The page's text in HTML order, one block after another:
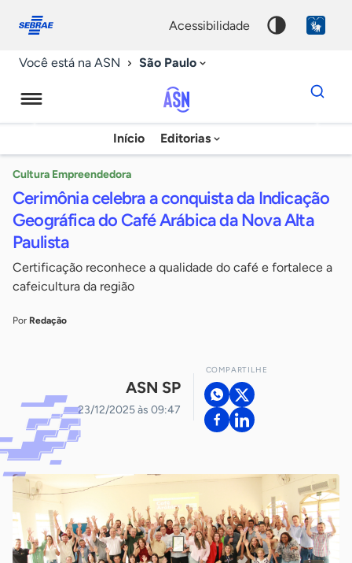
conosco
acessibilidade
Você está na ASN São Paulo
Agência
Sebrae
Notícias
Início Editorias
Dados
para
chave
Cultura Empreendedora
Cerimônia celebra a conquista da Indicação
Geográfica do Café Arábica da Nova Alta
Paulista
Certificação reconhece a qualidade do café e fortalece a
cafeicultura da região
Por Redação
ASN SP
23/12/2025 às 09:47
COMPARTILHE